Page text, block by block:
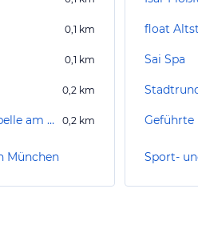
0,1 km
0,1 km
0,2 km
Altöttinger Lorettokapelle am Gasteig 0,2 km
München
float
Sai Spa